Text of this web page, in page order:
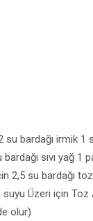
su bardağı irmik 1
sıvı yağ 1
2,5 su bardağı
Üzeri için Toz
olur)